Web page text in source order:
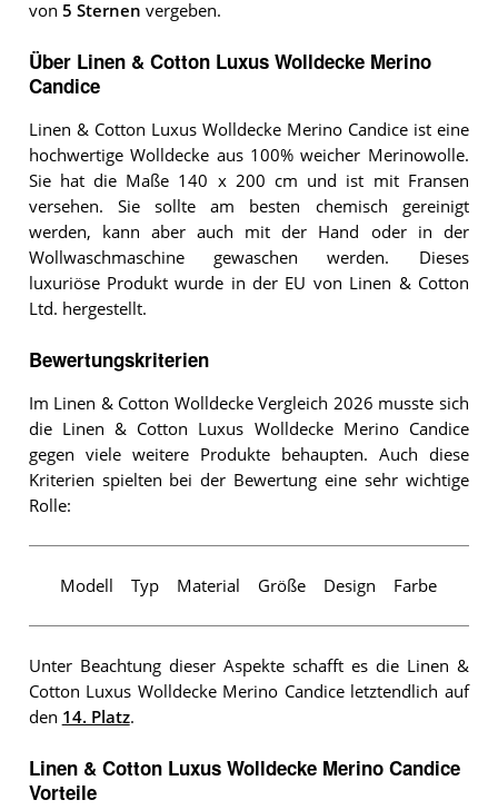
von 5 Sternen vergeben.
Über Linen & Cotton Luxus Wolldecke Merino
Candice
Linen & Cotton Luxus Wolldecke Merino Candice ist eine
hochwertige Wolldecke aus 100% weicher Merinowolle.
Sie hat die Maße 140 x 200 cm und ist mit Fransen
versehen. Sie sollte am besten chemisch gereinigt
werden, kann aber auch mit der Hand oder in der
Wollwaschmaschine gewaschen werden. Dieses
luxuriöse Produkt wurde in der EU von Linen & Cotton
Ltd. hergestellt.
Bewertungskriterien
Im Linen & Cotton Wolldecke Vergleich 2026 musste sich
die Linen & Cotton Luxus Wolldecke Merino Candice
gegen viele weitere Produkte behaupten. Auch diese
Kriterien spielten bei der Bewertung eine sehr wichtige
Rolle:
Modell Typ Material Größe Design Farbe
Unter Beachtung dieser Aspekte schafft es die Linen &
Cotton Luxus Wolldecke Merino Candice letztendlich auf
den 14. Platz.
Linen & Cotton Luxus Wolldecke Merino Candice
Vorteile